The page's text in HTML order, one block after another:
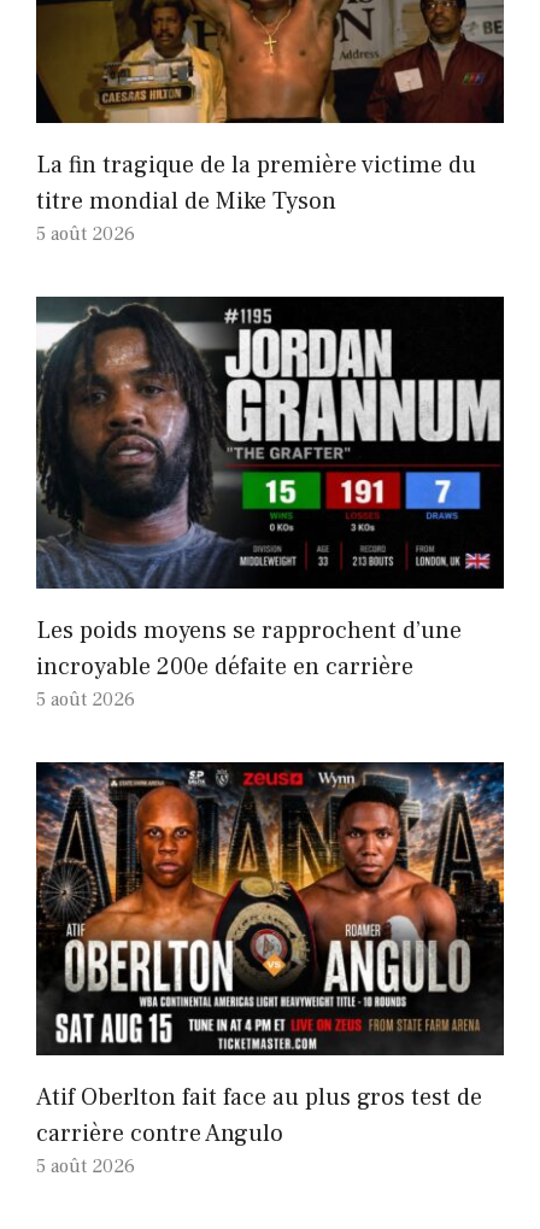
La fin tragique de la première victime du
titre mondial de Mike Tyson
5 août 2026
Les poids moyens se rapprochent d’une
incroyable 200e défaite en carrière
5 août 2026
Atif Oberlton fait face au plus gros test de
carrière contre Angulo
5 août 2026